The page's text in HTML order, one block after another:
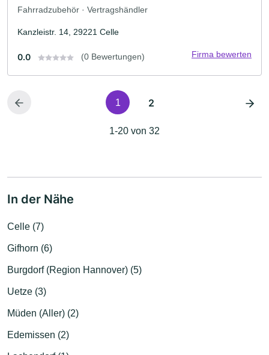
Fahrradzubehör · Vertragshändler
Kanzleistr. 14, 29221 Celle
0.0 (0 Bewertungen) Firma bewerten
1 2
1-20 von 32
In der Nähe
Celle (7)
Gifhorn (6)
Burgdorf (Region Hannover) (5)
Uetze (3)
Müden (Aller) (2)
Edemissen (2)